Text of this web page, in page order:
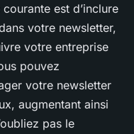
est d’inclure
votre newsletter,
votre entreprise
pouvez
votre newsletter
augmentant ainsi
pas le